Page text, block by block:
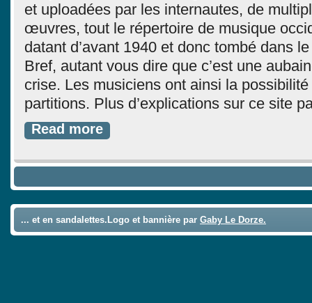
et uploadées par les internautes, de
œuvres, tout le répertoire de musique
datant d’avant 1940 et donc tombé dans
Bref, autant vous dire que c’est une
crise. Les musiciens ont ainsi la possibilité
partitions. Plus d’explications sur ce site
Read more
... et en sandalettes.Logo et bannière par Gaby Le Dorze.